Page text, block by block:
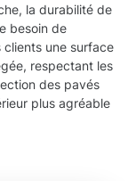
la durabilité de
besoin de
une surface
respectant les
des pavés
plus agréable